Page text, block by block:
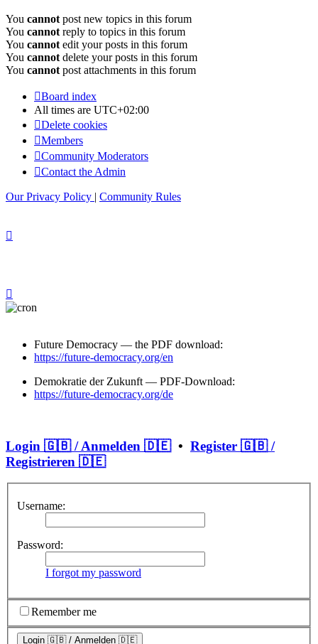
You cannot post new topics in this forum
You cannot reply to topics in this forum
You cannot edit your posts in this forum
You cannot delete your posts in this forum
You cannot post attachments in this forum
Board index
All times are UTC+02:00
Delete cookies
Members
Community Moderators
Contact the Admin
Our Privacy Policy | Community Rules
Future Democracy — the PDF download:
https://future-democracy.org/en
Demokratie der Zukunft — PDF-Download:
https://future-democracy.org/de
Login 🇬🇧 / Anmelden 🇩🇪• Register 🇬🇧 /
Registrieren 🇩🇪
Username:
Password:
I forgot my password
Remember me